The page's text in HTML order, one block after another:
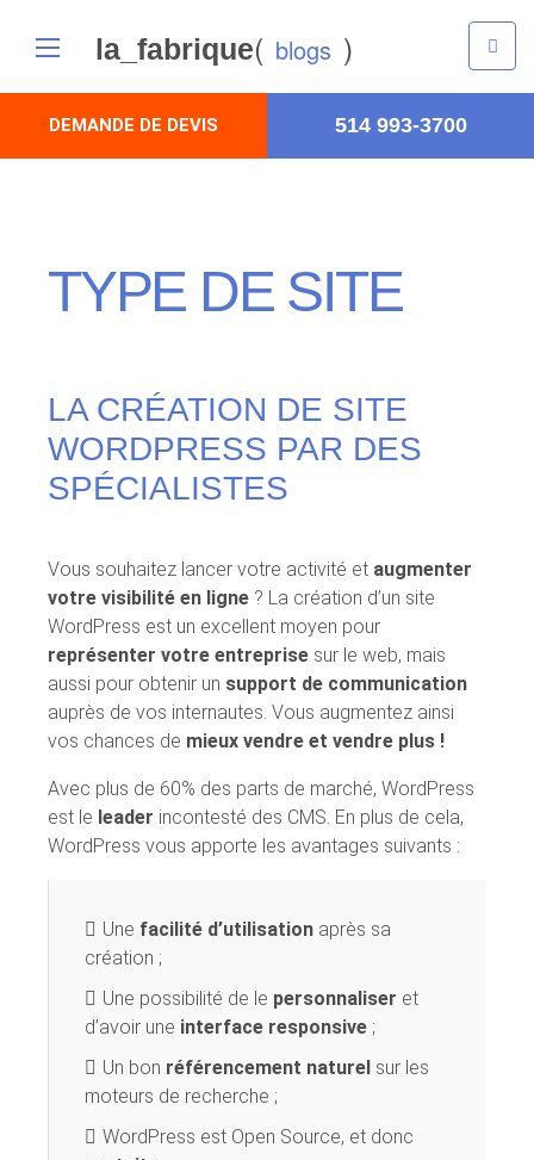
la_fabrique( blogs )
DEMANDE DE DEVIS 514 993-3700
TYPE DE SITE
LA CRÉATION DE SITE
WORDPRESS PAR DES
SPÉCIALISTES
Vous souhaitez lancer votre activité et augmenter
votre visibilité en ligne ? La création d’un site
WordPress est un excellent moyen pour
représenter votre entreprise sur le web, mais
aussi pour obtenir un support de communication
auprès de vos internautes. Vous augmentez ainsi
vos chances de mieux vendre et vendre plus !
Avec plus de 60% des parts de marché, WordPress
est le leader incontesté des CMS. En plus de cela,
WordPress vous apporte les avantages suivants :
Une facilité d’utilisation après sa
création ;
Une possibilité de le personnaliser et
d’avoir une interface responsive ;
Un bon référencement naturel sur les
moteurs de recherche ;
WordPress est Open Source, et donc